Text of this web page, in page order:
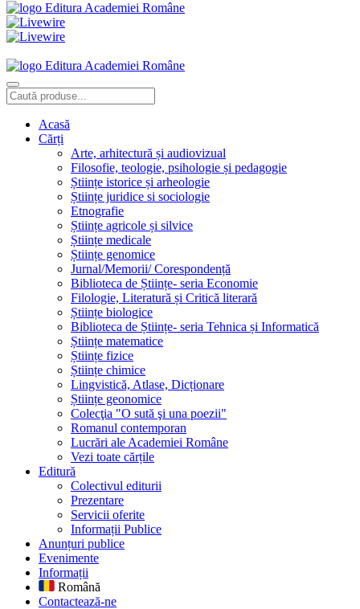
Editura Academiei Române
Editura Academiei Române
Acasă
Cărți
Arte, arhitectură și audiovizual
Filosofie, teologie, psihologie și pedagogie
Științe istorice și arheologie
Științe juridice si sociologie
Etnografie
Științe agricole și silvice
Științe medicale
Științe genomice
Jurnal/Memorii/ Corespondență
Biblioteca de Științe- seria Economie
Filologie, Literatură și Critică literară
Științe biologice
Biblioteca de Științe- seria Tehnica și Informatică
Științe matematice
Științe fizice
Științe chimice
Lingvistică, Atlase, Dicționare
Științe geonomice
Colecţia "O sută şi una poezii"
Romanul contemporan
Lucrări ale Academiei Române
Vezi toate cărțile
Editură
Colectivul editurii
Prezentare
Servicii oferite
Informații Publice
Anunțuri publice
Evenimente
Informații
Română
Contactează-ne